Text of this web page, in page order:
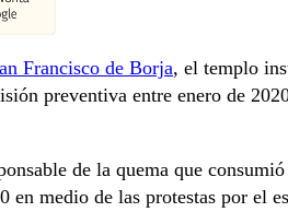
Francisco de Borja, el templo
preventiva entre enero de
de la quema que
en medio de las protestas por el